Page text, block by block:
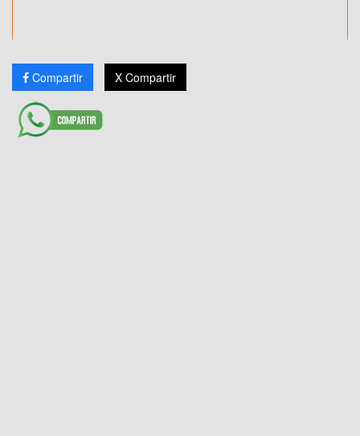
Compartir X Compartir